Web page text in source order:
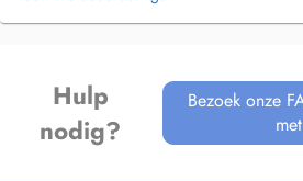
Hulp
nodig?
Bezoek onze